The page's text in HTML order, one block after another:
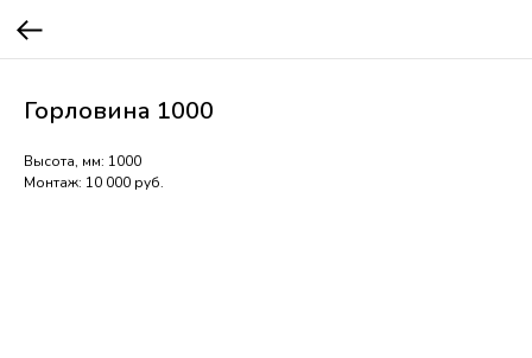
Горловина 1000
Высота, мм: 1000
Монтаж: 10 000 руб.